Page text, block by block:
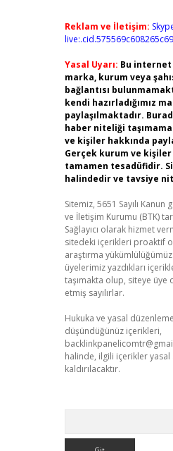
Reklam ve İletişim:
live:.cid.575569c608265c69
Yasal Uyarı: Bu
marka, kurum veya
bağlantısı
kendi hazırladığımız
paylaşılmaktadır.
haber niteliği
ve kişiler hakkında
Gerçek kurum ve
tamamen tesadüfidir.
halindedir ve tavsiye
Sitemiz, 5651 Sayılı
ve İletişim Kurumu (BTK)
Sağlayıcı olarak hizmet
sitedeki içerikleri proaktif
araştırma
üyelerimiz yazdıkları
taşımakta olup, siteye
etmiş sayılırlar.
Hukuka ve yasal
düşündüğünüz içerikleri,
halinde, ilgili içerikler
kaldırılacaktır.